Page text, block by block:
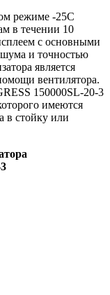
режиме -25С
в течении 10
с основными
шума и точностью
является
вентилятора.
150000SL-20-3
имеются
в стойку или